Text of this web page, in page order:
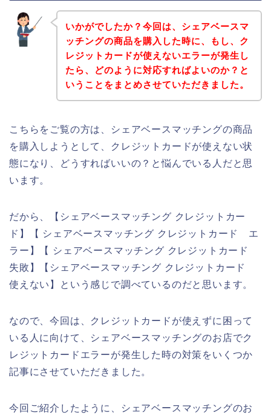
いかがでしたか？今回は、シェアベースマ
ッチングの商品を購入した時に、もし、ク
レジットカードが使えないエラーが発生し
たら、どのように対応すればよいのか？と
いうことをまとめさせていただきました。
こちらをご覧の方は、シェアベースマッチングの商品
を購入しようとして、クレジットカードが使えない状
態になり、どうすればいいの？と悩んでいる人だと思
います。
だから、【シェアベースマッチング クレジットカー
ド】【 シェアベースマッチング クレジットカード エ
ラー】【 シェアベースマッチング クレジットカード
失敗】【シェアベースマッチング クレジットカード
使えない】という感じで調べているのだと思います。
なので、今回は、クレジットカードが使えずに困って
いる人に向けて、シェアベースマッチングのお店でク
レジットカードエラーが発生した時の対策をいくつか
記事にさせていただきました。
今回ご紹介したように、シェアベースマッチングのお